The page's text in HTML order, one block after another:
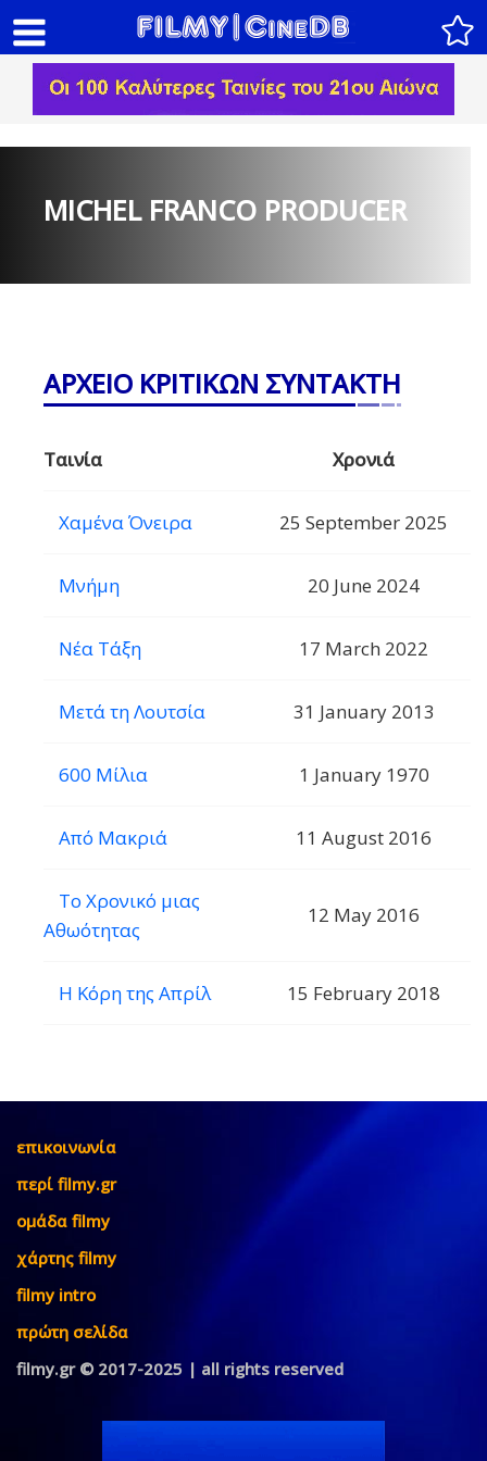
MICHEL FRANCO PRODUCER
ΑΡΧΕΙΟ ΚΡΙΤΙΚΩΝ ΣΥΝΤΑΚΤΗ
Ταινία Χρονιά
Χαμένα Όνειρα 25 September 2025
Μνήμη 20 June 2024
Νέα Τάξη 17 March 2022
Μετά τη Λουτσία 31 January 2013
600 Μίλια 1 January 1970
Από Μακριά 11 August 2016
Το Χρονικό μιας
Αθωότητας
12 May 2016
Η Κόρη της Απρίλ 15 February 2018
επικοινωνία
περί filmy.gr
ομάδα filmy
χάρτης filmy
filmy intro
πρώτη σελίδα
filmy.gr © 2017-2025 | all rights reserved